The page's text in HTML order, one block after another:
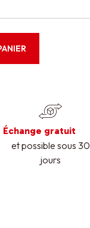
Échange gratuit
et possible sous 30
jours